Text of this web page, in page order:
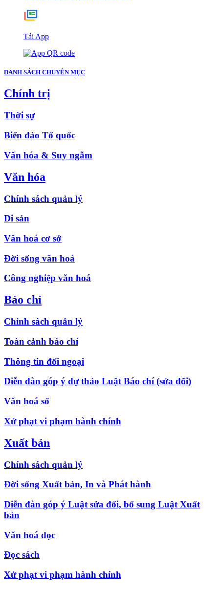
Tải App
DANH SÁCH CHUYÊN MỤC
Chính trị
Thời sự
Biển đảo Tổ quốc
Văn hóa & Suy ngẫm
Văn hóa
Chính sách quản lý
Di sản
Văn hoá cơ sở
Đời sống văn hoá
Công nghiệp văn hoá
Báo chí
Chính sách quản lý
Toàn cảnh báo chí
Thông tin đối ngoại
Diễn đàn góp ý dự thảo Luật Báo chí (sửa đổi)
Văn hoá số
Xử phạt vi phạm hành chính
Xuất bản
Chính sách quản lý
Đời sống Xuất bản, In và Phát hành
Diễn đàn góp ý Luật sửa đổi, bổ sung Luật Xuất
bản
Văn hoá đọc
Đọc sách
Xử phạt vi phạm hành chính